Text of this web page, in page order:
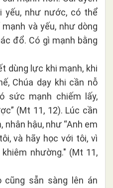
yếu, như nước, có thể
và yếu, như dòng
đổ. Có gì mạnh bằng
dùng lực khi mạnh, khi
Chúa dạy khi cần nỗ
sức mạnh chiếm lấy,
(Mt 11, 12). Lúc cần
nhân hậu, như “Anh em
và hãy học với tôi, vì
nhường." (Mt 11,
cũng sẵn sàng lên án